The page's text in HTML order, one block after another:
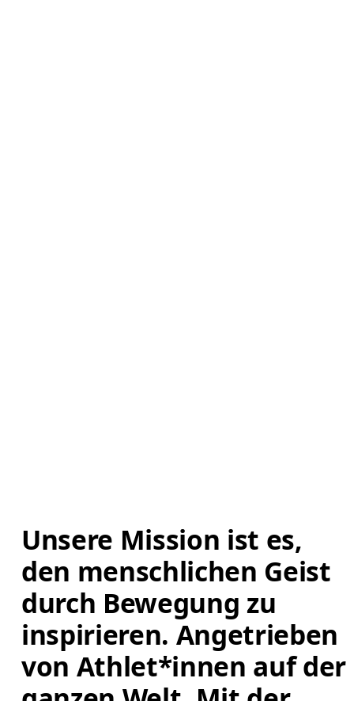
Unsere Mission ist es,
den menschlichen Geist
durch Bewegung zu
inspirieren. Angetrieben
von Athlet*innen auf der